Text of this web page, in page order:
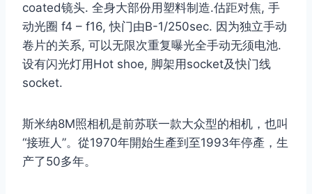
coated镜头. 全身大部份用塑料制造.估距对焦, 手
动光圈 f4 – f16, 快门由B-1/250sec. 因为独立手动
卷片的关系, 可以无限次重复曝光全手动无须电池.
设有闪光灯用Hot shoe, 脚架用socket及快门线
socket.
斯米纳8M照相机是前苏联一款大众型的相机，也叫
“接班人”。從1970年開始生產到至1993年停產，生
产了50多年。